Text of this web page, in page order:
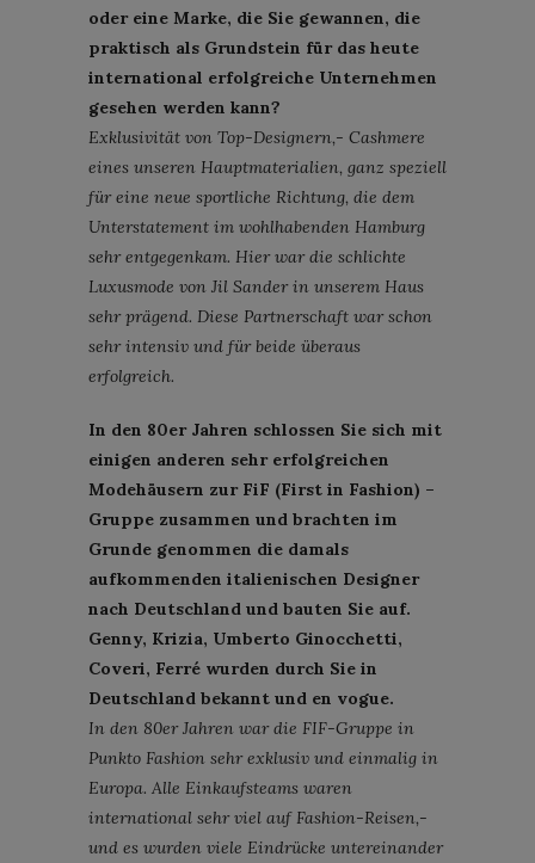
oder eine Marke, die Sie gewannen, die
praktisch als Grundstein für das heute
international erfolgreiche Unternehmen
gesehen werden kann?
Exklusivität von Top-Designern,- Cashmere
eines unseren Hauptmaterialien, ganz speziell
für eine neue sportliche Richtung, die dem
Unterstatement im wohlhabenden Hamburg
sehr entgegenkam. Hier war die schlichte
Luxusmode von Jil Sander in unserem Haus
sehr prägend. Diese Partnerschaft war schon
sehr intensiv und für beide überaus
erfolgreich.
In den 80er Jahren schlossen Sie sich mit
einigen anderen sehr erfolgreichen
Modehäusern zur FiF (First in Fashion) –
Gruppe zusammen und brachten im
Grunde genommen die damals
aufkommenden italienischen Designer
nach Deutschland und bauten Sie auf.
Genny, Krizia, Umberto Ginocchetti,
Coveri, Ferré wurden durch Sie in
Deutschland bekannt und en vogue.
In den 80er Jahren war die FIF-Gruppe in
Punkto Fashion sehr exklusiv und einmalig in
Europa. Alle Einkaufsteams waren
international sehr viel auf Fashion-Reisen,-
und es wurden viele Eindrücke untereinander